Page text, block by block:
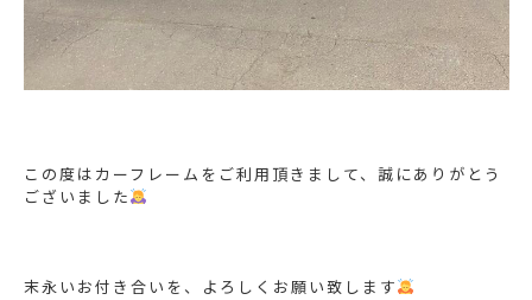
この度はカーフレームをご利用頂きまして、誠にありがとう
ございました
末永いお付き合いを、よろしくお願い致します